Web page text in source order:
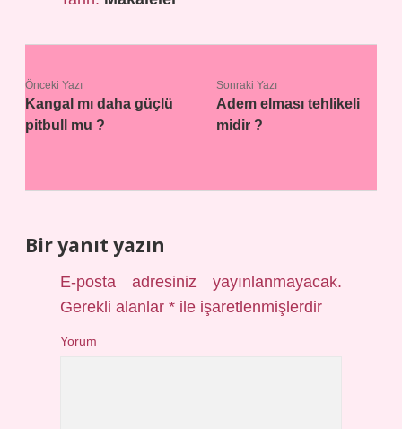
Önceki Yazı
Kangal mı daha güçlü
pitbull mu ?
Sonraki Yazı
Adem elması tehlikeli
midir ?
Bir yanıt yazın
E-posta adresiniz yayınlanmayacak.
Gerekli alanlar* ile işaretlenmişlerdir
Yorum